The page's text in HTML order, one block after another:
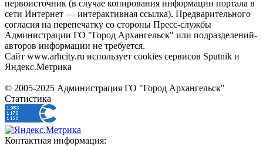
первоисточник (в случае копирования информации портала в
сети Интернет — интерактивная ссылка). Предварительного
согласия на перепечатку со стороны Пресс-службы
Администрации ГО "Город Архангельск" или подразделений-
авторов информации не требуется.
Сайт www.arhcity.ru использует cookies сервисов Sputnik и
Яндекс.Метрика
© 2005-2025 Администрация ГО "Город Архангельск"
Статистика
Контактная информация: